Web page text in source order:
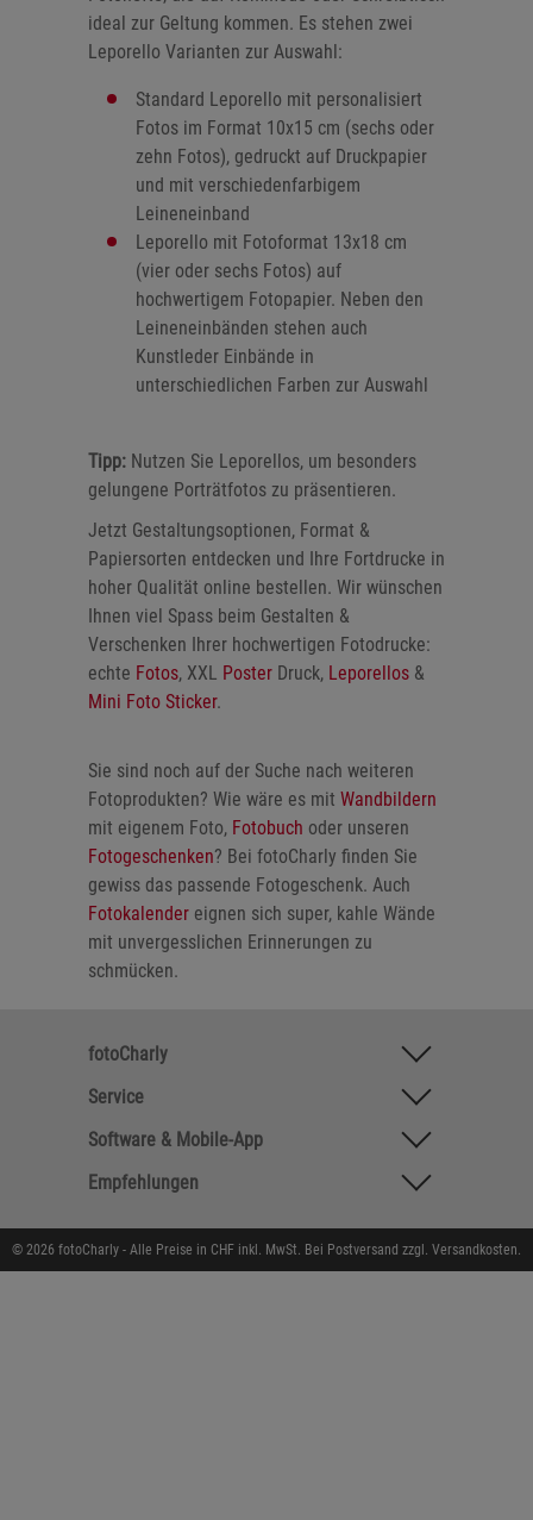
ideal zur Geltung kommen. Es stehen zwei
Leporello Varianten zur Auswahl:
Standard Leporello mit personalisiert
Fotos im Format 10x15 cm (sechs oder
zehn Fotos), gedruckt auf Druckpapier
und mit verschiedenfarbigem
Leineneinband
Leporello mit Fotoformat 13x18 cm
(vier oder sechs Fotos) auf
hochwertigem Fotopapier. Neben den
Leineneinbänden stehen auch
Kunstleder Einbände in
unterschiedlichen Farben zur Auswahl
Tipp: Nutzen Sie Leporellos, um besonders
gelungene Porträtfotos zu präsentieren.
Jetzt Gestaltungsoptionen, Format &
Papiersorten entdecken und Ihre Fortdrucke in
hoher Qualität online bestellen. Wir wünschen
Ihnen viel Spass beim Gestalten &
Verschenken Ihrer hochwertigen Fotodrucke:
echte Fotos, XXL Poster Druck, Leporellos &
Mini Foto Sticker.
Sie sind noch auf der Suche nach weiteren
Fotoprodukten? Wie wäre es mit Wandbildern
mit eigenem Foto, Fotobuch oder unseren
Fotogeschenken? Bei fotoCharly finden Sie
gewiss das passende Fotogeschenk. Auch
Fotokalender eignen sich super, kahle Wände
mit unvergesslichen Erinnerungen zu
schmücken.
fotoCharly
Service
Software & Mobile-App
Empfehlungen
© 2026 fotoCharly - Alle Preise in CHF inkl. MwSt. Bei Postversand zzgl. Versandkosten.